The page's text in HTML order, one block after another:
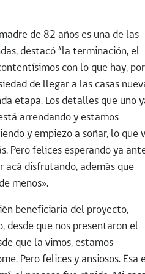
de 82 años es una de las
destacó “la terminación, el
con lo que hay, por
de llegar a las casas
etapa. Los detalles que uno
arrendando y estamos
y empiezo a soñar, lo que
Pero felices esperando ya
disfrutando, además que
menos».
beneficiaria del proyecto,
desde que nos presentaron el
que la vimos, estamos
Pero felices y ansiosos. Esa